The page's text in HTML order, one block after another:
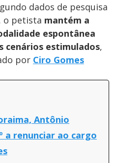
dados de pesquisa
o petista mantém a
espontânea
cenários estimulados,
por Ciro Gomes
Antônio
a renunciar ao cargo